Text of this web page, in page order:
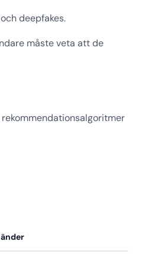
deepfakes.
måste veta att de